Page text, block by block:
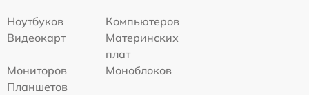
Ноутбуков
Компьютеров
Видеокарт
Материнских
плат
Мониторов
Моноблоков
Планшетов